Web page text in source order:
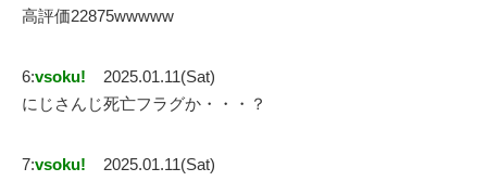
高評価22875wwwww
6:vsoku!
2025.01.11(Sat)
にじさんじ死亡フラグか・・・？
7:vsoku!
2025.01.11(Sat)